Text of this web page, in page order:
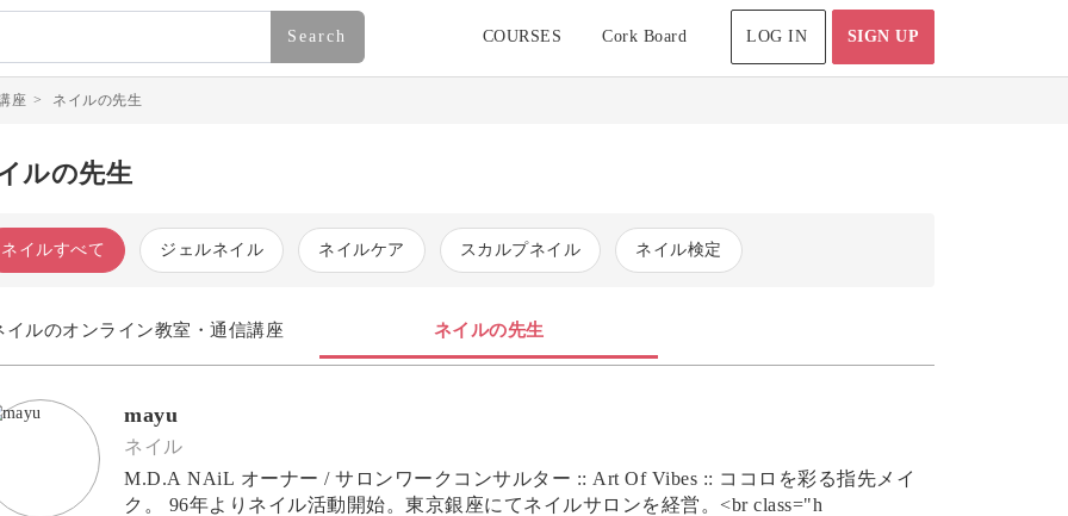
Search COURSES Cork Board LOG IN SIGN UP
座 > ネイルの先生
ルの先生
ネイルすべて ジェルネイル ネイルケア スカルプネイル ネイル検定
イルのオンライン教室・通信講座 ネイルの先生
mayu
ネイル
M.D.A NAiL オーナー / サロンワークコンサルター :: Art Of Vibes :: ココロを彩る指先メイ
ク。 96年よりネイル活動開始。東京銀座にてネイルサロンを経営。<br class="h